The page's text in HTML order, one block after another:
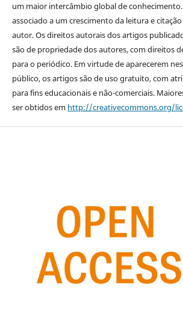
um maior intercâmbio global de conhecimento.
associado a um crescimento da leitura e
autor. Os direitos autorais dos artigos
são de propriedade dos autores, com direitos
para o periódico. Em virtude de aparecerem
público, os artigos são de uso gratuito, com
para fins educacionais e não-comerciais.
ser obtidos em http://creativecommons.org/